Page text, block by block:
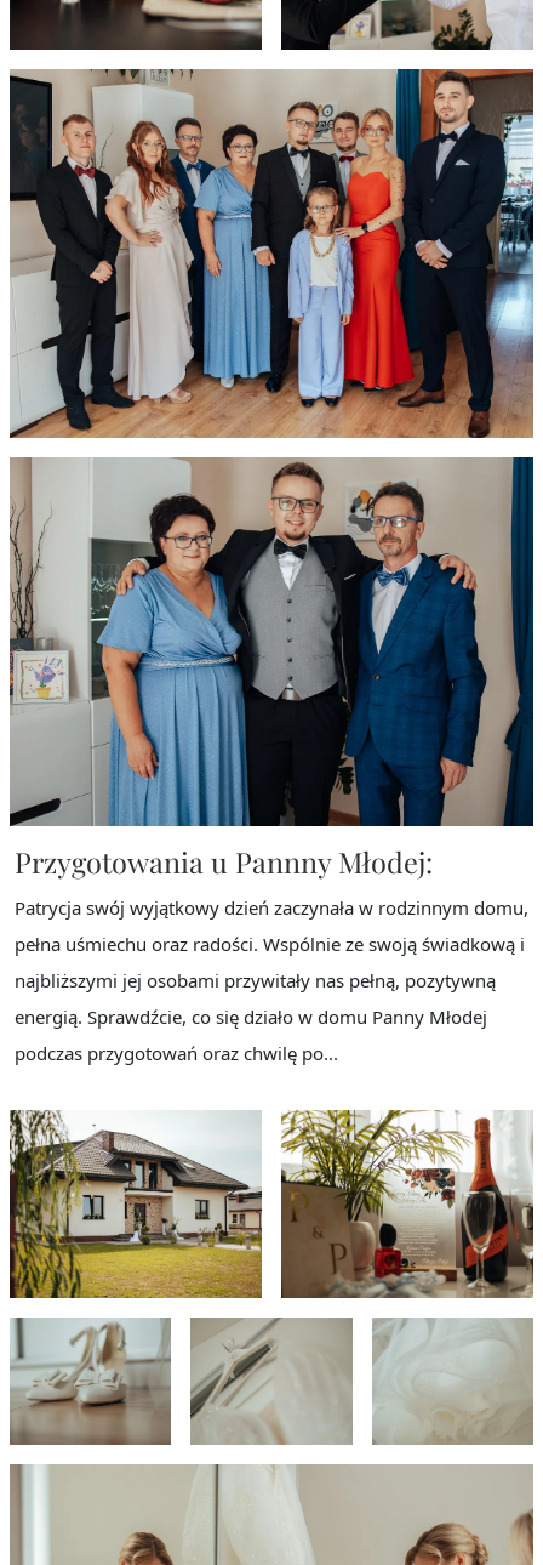
Przygotowania u Pannny Młodej:
Patrycja swój wyjątkowy dzień zaczynała w rodzinnym domu,
pełna uśmiechu oraz radości. Wspólnie ze swoją świadkową i
najbliższymi jej osobami przywitały nas pełną, pozytywną
energią. Sprawdźcie, co się działo w domu Panny Młodej
podczas przygotowań oraz chwilę po...